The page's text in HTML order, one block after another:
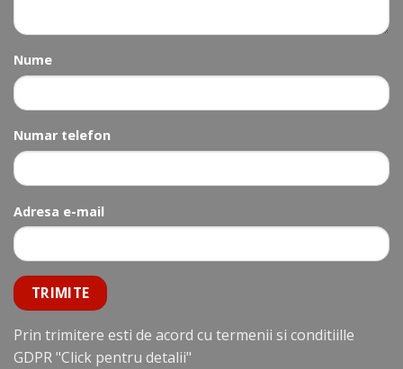
Nume
Numar telefon
Adresa e-mail
Prin trimitere esti de acord cu termenii si conditiille
GDPR"Click pentru detalii"